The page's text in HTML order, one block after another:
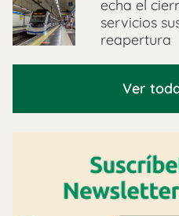
echa el
servicios
reapertura
Ver